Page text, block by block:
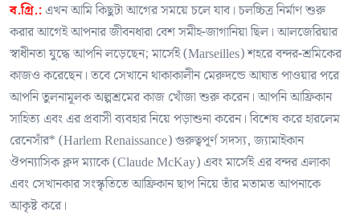
ব.গ্রি.:এখন আমি কিছুটা আগের সময়ে চলে যাব। চলচ্চিত্র নির্মাণ শুরু
করার আগেই আপনার জীবনধারা বেশ সমীহ-জাগানিয়া ছিল। আলজেরিয়ার
স্বাধীনতা যুদ্ধে আপনি লড়েছেন; মার্সেই (Marseilles) শহরে বন্দর-শ্রমিকের
কাজও করেছেন। তবে সেখানে থাকাকালীন মেরুদন্ডে আঘাত পাওয়ার পরে
আপনি তুলনামূলক অল্পশ্রমের কাজ খোঁজা শুরু করেন। আপনি আফ্রিকান
সাহিত্য এবং এর প্রবাসী ব্যবহার নিয়ে পড়াশুনা করেন। বিশেষ করে হারলেম
রেনেসাঁর* (Harlem Renaissance) গুরুত্বপূর্ণ সদস্য, জ্যামাইকান
ঔপন্যাসিক ক্লদ ম্যাকে (Claude McKay) এবং মার্সেই এর বন্দর এলাকা
এবং সেখানকার সংস্কৃতিতে আফ্রিকান ছাপ নিয়ে তাঁর মতামত আপনাকে
আকৃষ্ট করে।